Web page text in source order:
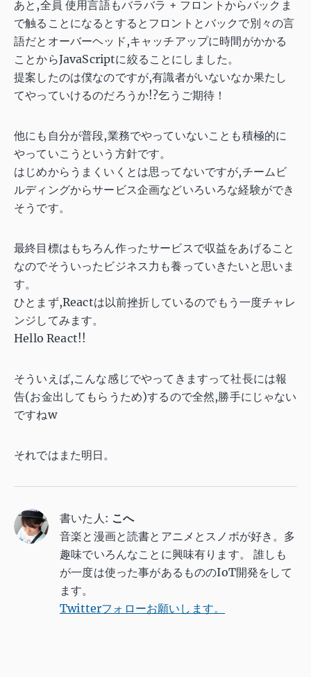
あと,全員 使用言語もバラバラ + フロントからバックま
で触ることになるとするとフロントとバックで別々の言
語だとオーバーヘッド,キャッチアップに時間がかかる
ことからJavaScriptに絞ることにしました。
提案したのは僕なのですが,有識者がいないなか果たし
てやっていけるのだろうか!?乞うご期待！
他にも自分が普段,業務でやっていないことも積極的に
やっていこうという方針です。
はじめからうまくいくとは思ってないですが,チームビ
ルディングからサービス企画などいろいろな経験ができ
そうです。
最終目標はもちろん作ったサービスで収益をあげること
なのでそういったビジネス力も養っていきたいと思いま
す。
ひとまず,Reactは以前挫折しているのでもう一度チャレ
ンジしてみます。
Hello React!!
そういえば,こんな感じでやってきますって社長には報
告(お金出してもらうため)するので全然,勝手にじゃない
ですねw
それではまた明日。
書いた人: こへ
音楽と漫画と読書とアニメとスノボが好き。多
趣味でいろんなことに興味有ります。 誰しも
が一度は使った事があるもののIoT開発をして
ます。
Twitterフォローお願いします。